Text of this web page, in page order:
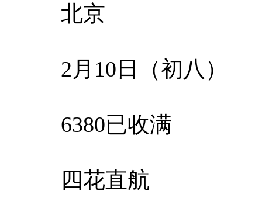
北京
2月10日（初八）
6380已收满
四花直航